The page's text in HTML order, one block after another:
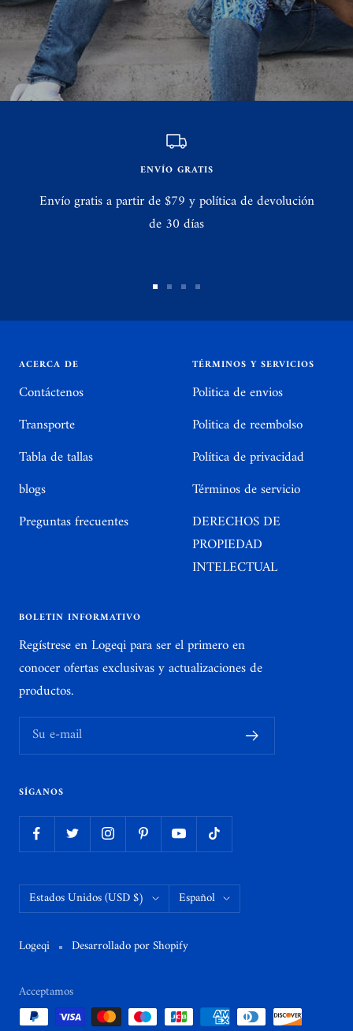
ENVÍO GRATIS
Envío gratis a partir de $79 y política de devolución
de 30 días
Ir
a
diapositiva
Ir
a
diapositiva
Ir
a
diapositiva
Ir
a
diapositiva
4
ACERCA DE
Contáctenos
Transporte
Tabla de tallas
blogs
Preguntas frecuentes
TÉRMINOS Y SERVICIOS
Politica de envios
Politica de reembolso
Política de privacidad
Términos de servicio
DERECHOS DE
PROPIEDAD
INTELECTUAL
BOLETIN INFORMATIVO
Regístrese en Logeqi para ser el primero en
conocer ofertas exclusivas y actualizaciones de
productos.
Su e-mail
SÍGANOS
País/región
Estados Unidos (USD $) Idioma
Español
Logeqi Desarrollado por Shopify
Acceptamos